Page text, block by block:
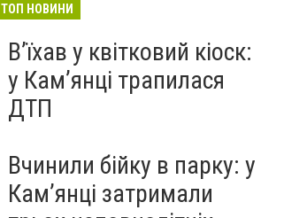
ТОП НОВИНИ
Вʼїхав у квітковий кіоск:
у Камʼянці трапилася
ДТП
Вчинили бійку в парку: у
Кам’янці затримали